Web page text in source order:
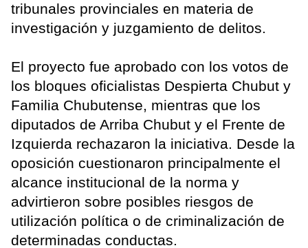
tribunales provinciales en materia de
investigación y juzgamiento de delitos.
El proyecto fue aprobado con los votos de
los bloques oficialistas Despierta Chubut y
Familia Chubutense, mientras que los
diputados de Arriba Chubut y el Frente de
Izquierda rechazaron la iniciativa. Desde la
oposición cuestionaron principalmente el
alcance institucional de la norma y
advirtieron sobre posibles riesgos de
utilización política o de criminalización de
determinadas conductas.